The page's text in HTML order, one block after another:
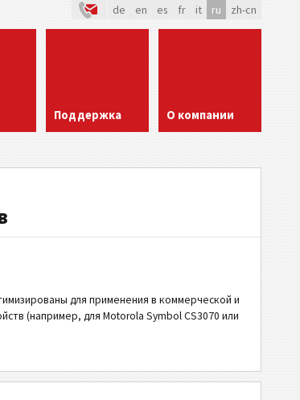
de en es fr it ru zh-cn
Поддержка О компании
для применения в коммерческой и
(например, для Motorola Symbol CS3070 или